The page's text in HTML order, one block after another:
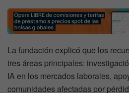
La fundación explicó que los
tres áreas principales:
IA en los mercados laborales,
comunidades afectadas por